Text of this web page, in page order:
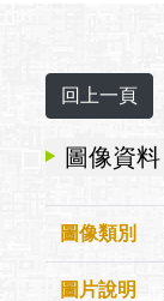
圖像資料
圖像類別
圖片說明